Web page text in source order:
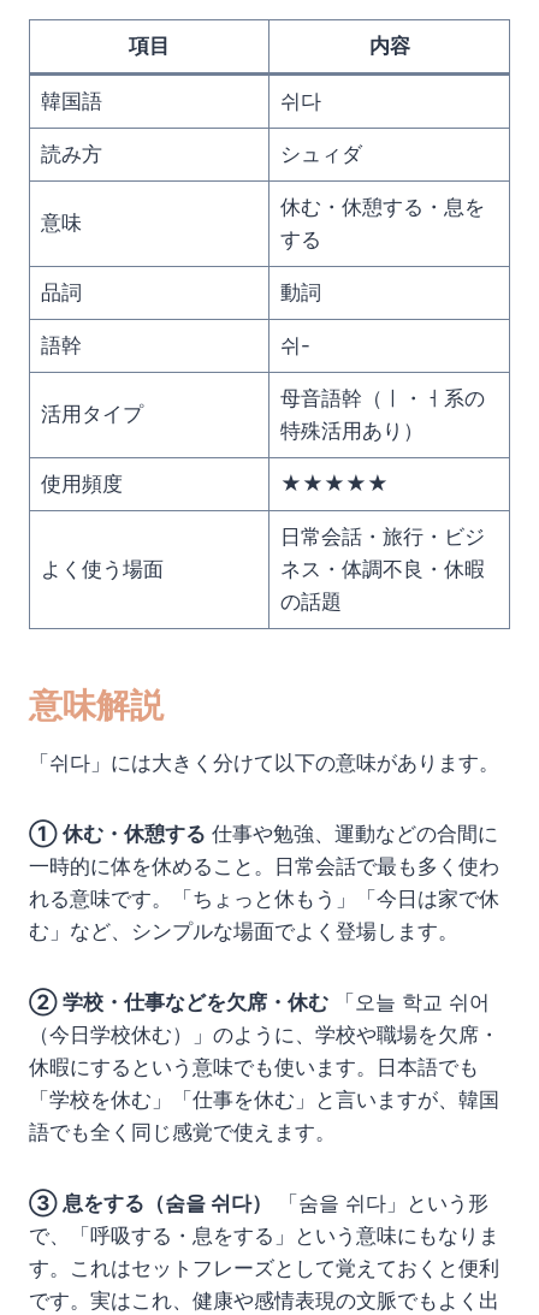
項目 内容
韓国語 쉬다
読み方 シュィダ
意味
休む・休憩する・息を
する
品詞 動詞
語幹 쉬-
活用タイプ
母音語幹（ㅣ・ㅓ系の
特殊活用あり）
使用頻度 ★★★★★
よく使う場面
日常会話・旅行・ビジ
ネス・体調不良・休暇
の話題
意味解説
「쉬다」には大きく分けて以下の意味があります。
① 休む・休憩する 仕事や勉強、運動などの合間に
一時的に体を休めること。日常会話で最も多く使わ
れる意味です。「ちょっと休もう」「今日は家で休
む」など、シンプルな場面でよく登場します。
② 学校・仕事などを欠席・休む 「오늘 학교 쉬어
（今日学校休む）」のように、学校や職場を欠席・
休暇にするという意味でも使います。日本語でも
「学校を休む」「仕事を休む」と言いますが、韓国
語でも全く同じ感覚で使えます。
③ 息をする（숨을 쉬다）
「숨을 쉬다」という形
で、「呼吸する・息をする」という意味にもなりま
す。これはセットフレーズとして覚えておくと便利
です。実はこれ、健康や感情表現の文脈でもよく出